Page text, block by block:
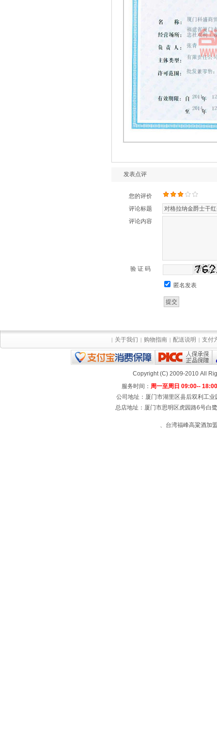
发表点评
您的评价
评论标题
评论内容
验 证 码
匿名发表
| 关于我们 | 购物指南 | 配送说明 | 支付
Copyright (C) 2009-2010 All
服务时间： 周一至周日 09:00-- 18:00
公司地址：厦门市湖里区县后双利工
总店地址：厦门市思明区虎园路6号白
、台湾福峰高粱酒加